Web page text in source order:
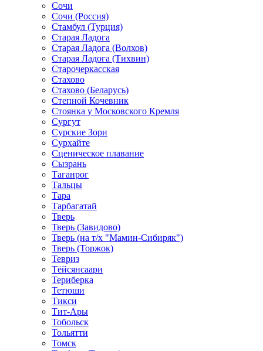
Сочи
Сочи (Россия)
Стамбул (Турция)
Старая Ладога
Старая Ладога (Волхов)
Старая Ладога (Тихвин)
Старочеркасская
Стахово
Стахово (Беларусь)
Степной Кочевник
Стоянка у Московского Кремля
Сургут
Сурские Зори
Сурхайте
Сценическое плавание
Сызрань
Таганрог
Тальцы
Тара
Тарбагатай
Тверь
Тверь (Завидово)
Тверь (на т/х "Мамин-Сибиряк")
Тверь (Торжок)
Тевриз
Тёйсянсаари
Териберка
Тетюши
Тикси
Тит-Ары
Тобольск
Тольятти
Томск